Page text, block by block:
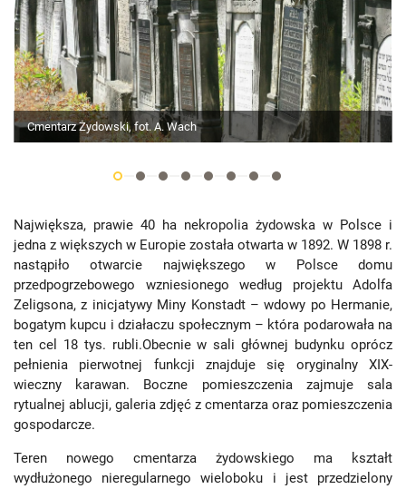
Cmentarz Żydowski, fot. A. Wach
Największa, prawie 40 ha nekropolia żydowska w Polsce i
jedna z większych w Europie została otwarta w 1892. W 1898 r.
nastąpiło otwarcie największego w Polsce domu
przedpogrzebowego wzniesionego według projektu Adolfa
Zeligsona, z inicjatywy Miny Konstadt – wdowy po Hermanie,
bogatym kupcu i działaczu społecznym – która podarowała na
ten cel 18 tys. rubli.Obecnie w sali głównej budynku oprócz
pełnienia pierwotnej funkcji znajduje się oryginalny XIX-
wieczny karawan. Boczne pomieszczenia zajmuje sala
rytualnej ablucji, galeria zdjęć z cmentarza oraz pomieszczenia
gospodarcze.
Teren nowego cmentarza żydowskiego ma kształt
wydłużonego nieregularnego wieloboku i jest przedzielony